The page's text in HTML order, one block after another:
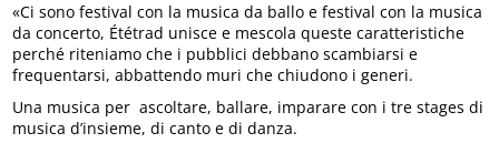
«Ci sono festival con la musica da ballo e festival con la musica
da concerto, Ététrad unisce e mescola queste caratteristiche
perché riteniamo che i pubblici debbano scambiarsi e
frequentarsi, abbattendo muri che chiudono i generi.
Una musica per ascoltare, ballare, imparare con i tre stages di
musica d’insieme, di canto e di danza.